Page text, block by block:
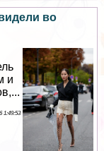
во
и
1:49:53